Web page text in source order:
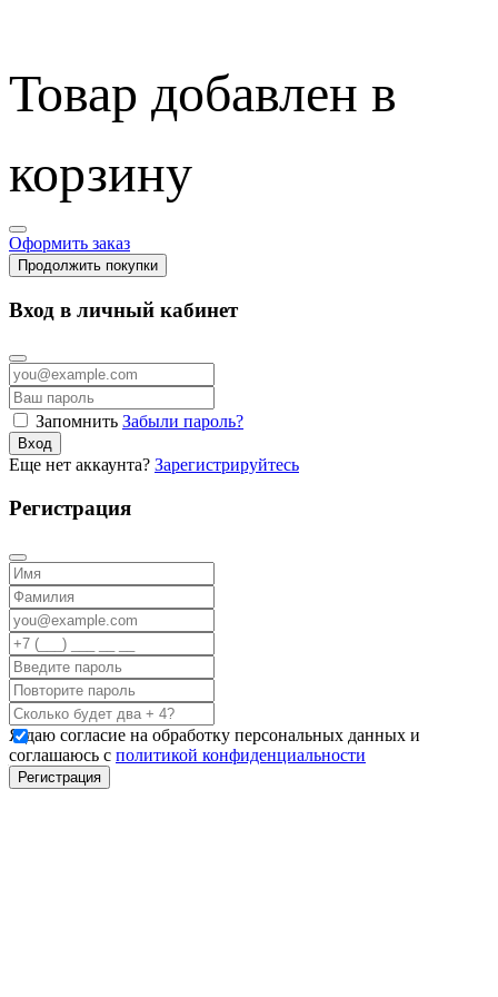
Товар добавлен в
корзину
Оформить заказ
Продолжить покупки
Вход в личный кабинет
Запомнить Забыли пароль?
Вход
Еще нет аккаунта? Зарегистрируйтесь
Регистрация
Я даю согласие на обработку персональных данных и
соглашаюсь с политикой конфиденциальности
Регистрация